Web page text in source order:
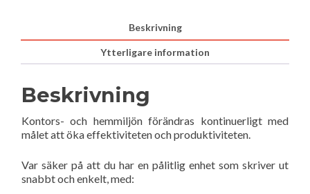
Beskrivning
Ytterligare information
Beskrivning
Kontors- och hemmiljön förändras kontinuerligt med
målet att öka effektiviteten och produktiviteten.
Var säker på att du har en pålitlig enhet som skriver ut
snabbt och enkelt, med: